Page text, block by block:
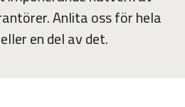
Anlita oss för hela
en del av det.